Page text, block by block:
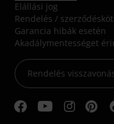
Elállási jog
Rendelés /
Garancia hibák esetén
Akadálymentességet
Rendelés